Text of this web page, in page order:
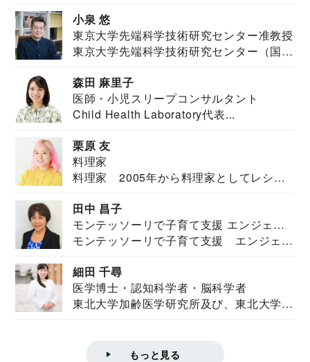
小泉 悠
東京大学先端科学技術研究センター准教授
東京大学先端科学技術研究センター（国際
森田 麻里子
医師・小児スリープコンサルタント
Child Health Laboratory代表...
栗原 友
料理家
料理家 2005年から料理家としてレシピ
田中 昌子
モンテッソーリで子育て支援 エンジェル
ズハウス研究所所長
モンテッソーリで子育て支援 エンジェル
細田 千尋
医学博士・認知科学者・脳科学者
東北大学加齢医学研究所及び、東北大学大
もっと見る